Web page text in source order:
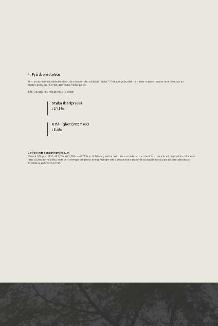
4. Fysisk prestation
I en randomiserad, dubbelblind och placebokontrollerad studie följdes 73 friska, regelbundet tränande män och kvinnor under 8 veckor av
styrketräning, där KSM66 jämfördes med placebo.
Efter 2 kapslar KSM66 per dag i 8 veckor:
Styrka (bänkpress)
+21,8%
Uthållighet(VO2MAX)
+8,6%
73 tränande män och kvinnor (2024)
Verma N, Gupta SK, Patil S, Tiwari S, Mishra AK. "Effects of Ashwagandha (Withania somnifera) standardized root extract on physical endurance
and VO2max in healthy adults performing resistance training: An eight-week, prospective, randomized, double-blind, placebo-controlled study."
F1000Research 2024;12:335.